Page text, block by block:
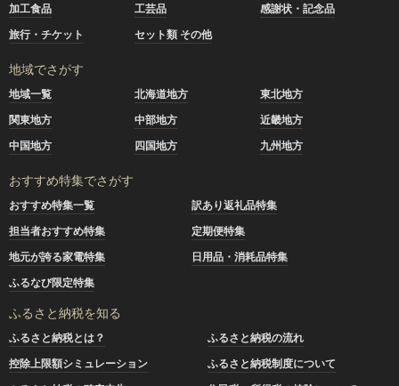
加工食品
工芸品
感謝状・記念品
旅行・チケット
セット類 その他
地域でさがす
地域一覧 北海道地方
東北地方
関東地方
中部地方
近畿地方
中国地方
四国地方 九州地方
おすすめ特集でさがす
おすすめ特集一覧
訳あり返礼品特集
担当者おすすめ特集
定期便特集
地元が誇る家電特集
日用品・消耗品特集
ふるなび限定特集
ふるさと納税を知る
ふるさと納税とは？
ふるさと納税の流れ
控除上限額シミュレーション
ふるさと納税制度について